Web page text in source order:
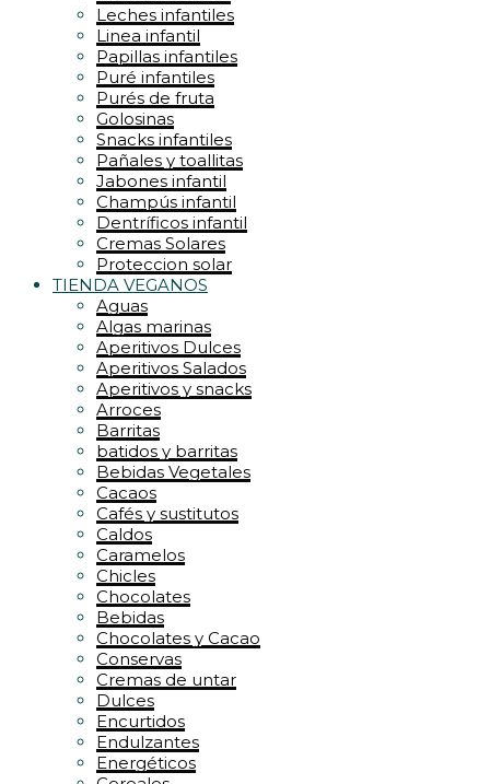
Leches infantiles
Linea infantil
Papillas infantiles
Puré infantiles
Purés de fruta
Golosinas
Snacks infantiles
Pañales y toallitas
Jabones infantil
Champús infantil
Dentríficos infantil
Cremas Solares
Proteccion solar
TIENDA VEGANOS
Aguas
Algas marinas
Aperitivos Dulces
Aperitivos Salados
Aperitivos y snacks
Arroces
Barritas
batidos y barritas
Bebidas Vegetales
Cacaos
Cafés y sustitutos
Caldos
Caramelos
Chicles
Chocolates
Bebidas
Chocolates y Cacao
Conservas
Cremas de untar
Dulces
Encurtidos
Endulzantes
Energéticos